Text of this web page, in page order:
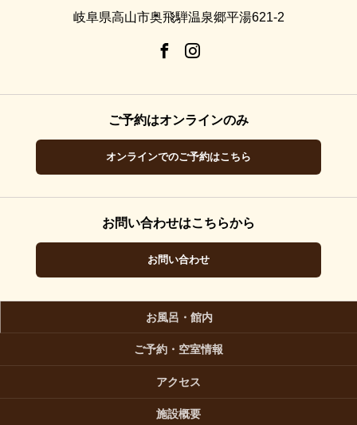
岐阜県高山市奥飛騨温泉郷平湯621-2
ご予約はオンラインのみ
オンラインでのご予約はこちら
お問い合わせはこちらから
お問い合わせ
お風呂・館内
ご予約・空室情報
アクセス
施設概要